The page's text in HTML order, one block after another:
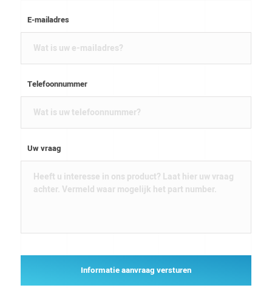
E-mailadres
Telefoonnummer
Uw vraag
Informatie aanvraag versturen